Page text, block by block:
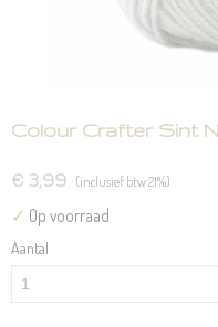
Colour Crafter Sint
€ 3,99 (inclusief btw 21%)
✓ Op voorraad
Aantal